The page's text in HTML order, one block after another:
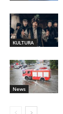
KULTURA
News